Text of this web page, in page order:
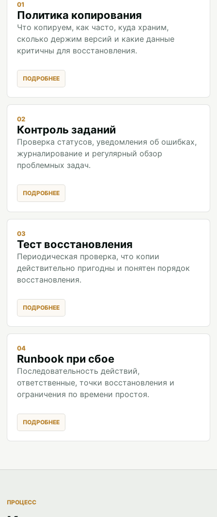
01
Политика копирования
Что копируем, как часто, куда храним,
сколько держим версий и какие данные
критичны для восстановления.
02
Контроль заданий
Проверка статусов, уведомления об ошибках,
журналирование и регулярный обзор
проблемных задач.
03
Тест восстановления
Периодическая проверка, что копии
действительно пригодны и понятен порядок
восстановления.
04
Runbook при сбое
Последовательность действий,
ответственные, точки восстановления и
ограничения по времени простоя.
ПРОЦЕСС